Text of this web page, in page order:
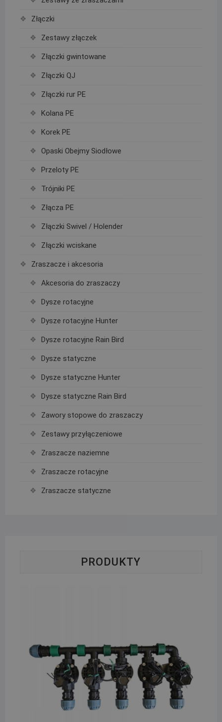
Złączki
Zestawy złączek
Złączki gwintowane
Złączki QJ
Złączki rur PE
Kolana PE
Korek PE
Opaski Obejmy Siodłowe
Przeloty PE
Trójniki PE
Złącza PE
Złączki Swivel / Holender
Złączki wciskane
Zraszacze i akcesoria
Akcesoria do zraszaczy
Dysze rotacyjne
Dysze rotacyjne Hunter
Dysze rotacyjne Rain Bird
Dysze statyczne
Dysze statyczne Hunter
Dysze statyczne Rain Bird
Zawory stopowe do zraszaczy
Zestawy przyłączeniowe
Zraszacze naziemne
Zraszacze rotacyjne
Zraszacze statyczne
PRODUKTY